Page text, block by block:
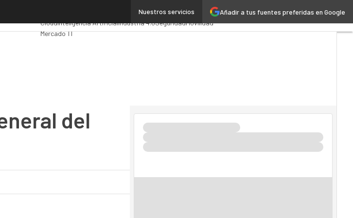
Añadir a tus fuentes preferidas en Google
Nuestros servicios
Administración Pública MarTech
CloudInteligencia ArtificialIndustria 4.0SeguridadMovilidad
Mercado TI
del